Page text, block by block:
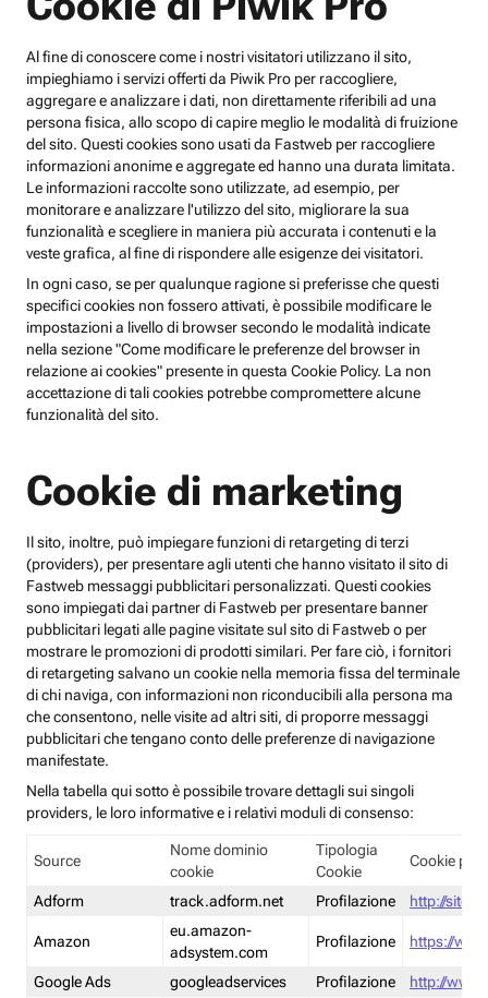
Al fine di conoscere come i nostri visitatori utilizzano il sito,
impieghiamo i servizi offerti da Piwik Pro per raccogliere,
aggregare e analizzare i dati, non direttamente riferibili ad una
persona fisica, allo scopo di capire meglio le modalità di fruizione
del sito. Questi cookies sono usati da Fastweb per raccogliere
informazioni anonime e aggregate ed hanno una durata limitata.
Le informazioni raccolte sono utilizzate, ad esempio, per
monitorare e analizzare l'utilizzo del sito, migliorare la sua
funzionalità e scegliere in maniera più accurata i contenuti e la
veste grafica, al fine di rispondere alle esigenze dei visitatori.
In ogni caso, se per qualunque ragione si preferisse che questi
specifici cookies non fossero attivati, è possibile modificare le
impostazioni a livello di browser secondo le modalità indicate
nella sezione "Come modificare le preferenze del browser in
relazione ai cookies" presente in questa Cookie Policy. La non
accettazione di tali cookies potrebbe compromettere alcune
funzionalità del sito.
Cookie di marketing
Il sito, inoltre, può impiegare funzioni di retargeting di terzi
(providers), per presentare agli utenti che hanno visitato il sito di
Fastweb messaggi pubblicitari personalizzati. Questi cookies
sono impiegati dai partner di Fastweb per presentare banner
pubblicitari legati alle pagine visitate sul sito di Fastweb o per
mostrare le promozioni di prodotti similari. Per fare ciò, i fornitori
di retargeting salvano un cookie nella memoria fissa del terminale
di chi naviga, con informazioni non riconducibili alla persona ma
che consentono, nelle visite ad altri siti, di proporre messaggi
pubblicitari che tengano conto delle preferenze di navigazione
manifestate.
Nella tabella qui sotto è possibile trovare dettagli sui singoli
providers, le loro informative e i relativi moduli di consenso:
Source
Nome dominio
cookie
Tipologia
Cookie
Cookie
Adform track.adform.net Profilazione http://
Amazon
eu.amazon-
adsystem.com
Profilazione https://
Google Ads googleadservices Profilazione
http://